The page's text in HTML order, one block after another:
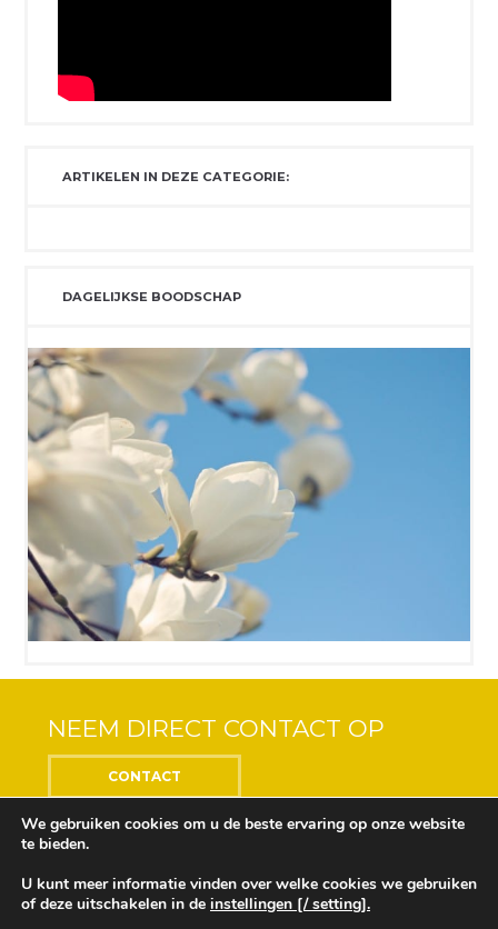
ARTIKELEN IN DEZE CATEGORIE:
DAGELIJKSE BOODSCHAP
NEEM DIRECT CONTACT OP
CONTACT
Center of the Soul © 2018 Alle rechten voorbehouden
Ontwikkeling en ontwerp doorDesign Depot
We gebruiken cookies om u de beste ervaring op onze website
te bieden.
U kunt meer informatie vinden over welke cookies we gebruiken
of deze uitschakelen in de instellingen [/ setting].